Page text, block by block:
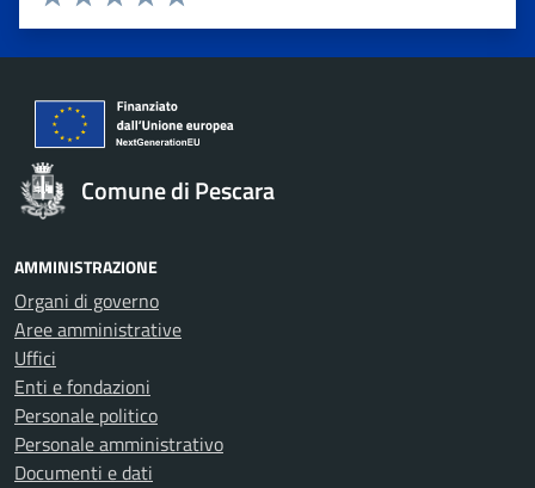
Valuta 5 stelle su 5
Valuta 4 stelle su 5
Valuta 3 stelle su 5
Valuta 2 stelle su 5
Valuta 1 stelle su 5
Comune di Pescara
AMMINISTRAZIONE
Organi di governo
Aree amministrative
Uffici
Enti e fondazioni
Personale politico
Personale amministrativo
Documenti e dati